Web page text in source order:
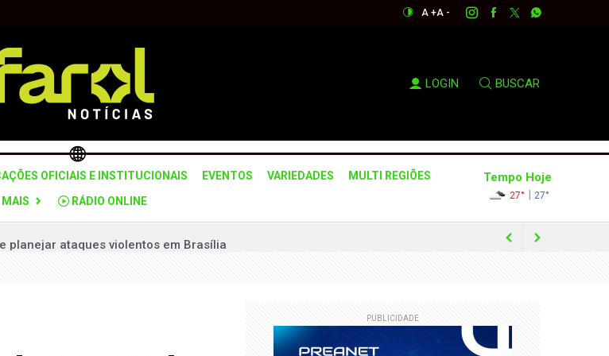
A +A -
LOGIN BUSCAR
OFICIAIS E INSTITUCIONAIS EVENTOS VARIEDADES
MULTI REGIÕES
MAIS RÁDIO ONLINE
Tempo Hoje
27° | 27°
ataques violentos em Brasília
realização da Emapa 2026 sem recursos públicos
PUBLICIDADE